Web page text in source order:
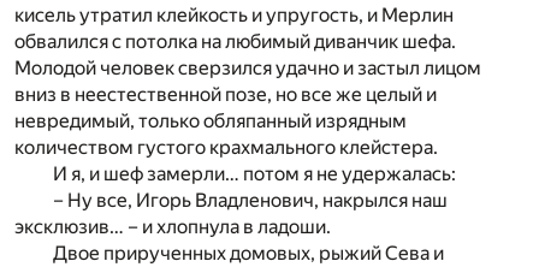
кисель утратил клейкость и упругость, и Мерлин
обвалился с потолка на любимый диванчик шефа.
Молодой человек сверзился удачно и застыл лицом
вниз в неестественной позе, но все же целый и
невредимый, только обляпанный изрядным
количеством густого крахмального клейстера.
И я, и шеф замерли… потом я не удержалась:
– Ну все, Игорь Владленович, накрылся наш
эксклюзив… – и хлопнула в ладоши.
Двое прирученных домовых, рыжий Сева и